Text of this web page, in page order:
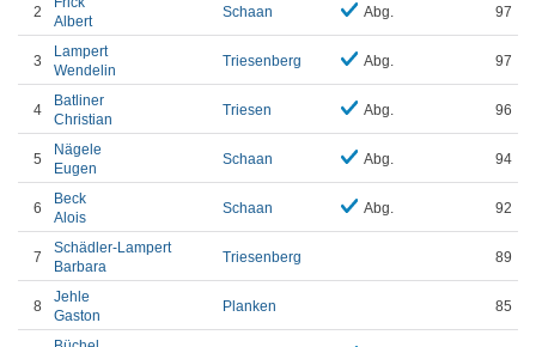
2
Albert
Schaan Abg. 97
3
Lampert
Wendelin
Triesenberg Abg. 97
4
Batliner
Christian
Triesen Abg. 96
5
Nägele
Eugen
Schaan Abg. 94
6
Beck
Alois
Schaan Abg. 92
7
Schädler-Lampert
Barbara
Triesenberg 89
8
Jehle
Gaston
Planken 85